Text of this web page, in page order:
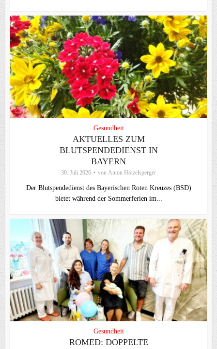
Gesundheit
AKTUELLES ZUM
BLUTSPENDEDIENST IN
BAYERN
30. Juli 2026 von Anton Hötzelsperger
Der Blutspendedienst des Bayerischen Roten Kreuzes (BSD)
bietet während der Sommerferien im...
Gesundheit
ROMED: DOPPELTE